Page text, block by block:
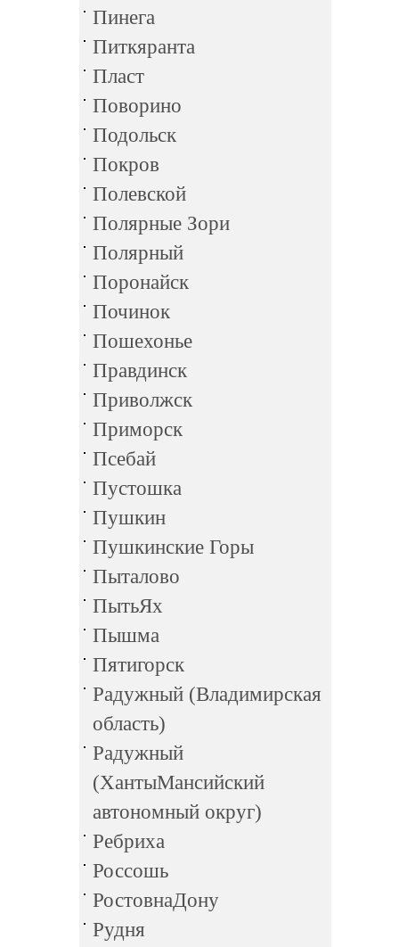
Пинега
Питкяранта
Пласт
Поворино
Подольск
Покров
Полевской
Полярные Зори
Полярный
Поронайск
Починок
Пошехонье
Правдинск
Приволжск
Приморск
Псебай
Пустошка
Пушкин
Пушкинские Горы
Пыталово
ПытьЯх
Пышма
Пятигорск
Радужный (Владимирская
область)
Радужный
(ХантыМансийский
автономный округ)
Ребриха
Россошь
РостовнаДону
Рудня